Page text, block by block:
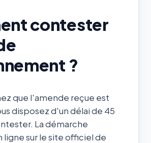
contester
?
que l'amende reçue est
disposez d'un délai de 45
La démarche
sur le site officiel de